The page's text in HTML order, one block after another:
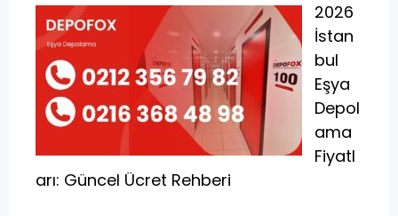
2026
İstan
bul
Eşya
Depol
ama
Fiyatl
arı: Güncel Ücret Rehberi